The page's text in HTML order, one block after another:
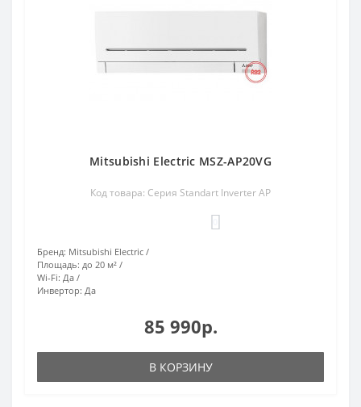
Mitsubishi Electric MSZ-AP20VG
Код товара: Серия Standart Inverter AP
Бренд: Mitsubishi Electric
Площадь: до 20 м²
Wi-Fi: Да
Инвертор: Да
85 990р.
В КОРЗИНУ